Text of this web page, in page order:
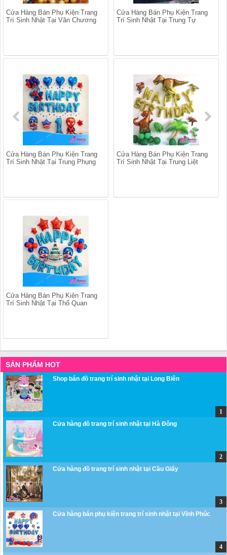
Cửa Hàng Bán Phụ Kiện Trang
Trí Sinh Nhật Tại Văn Chương
Cửa Hàng Bán Phụ Kiện Trang
Trí Sinh Nhật Tại Trung Tự
Cửa Hàng Bán Phụ Kiện Trang
Trí Sinh Nhật Tại Trung Phụng
Cửa Hàng Bán Phụ Kiện Trang
Trí Sinh Nhật Tại Trung Liệt
Cửa Hàng Bán Phụ Kiện Trang
Trí Sinh Nhật Tại Thổ Quan
SẢN PHẨM HOT
Shop bán đồ trang trí sinh nhật tại Long Biên
Cửa hàng đồ trang trí sinh nhật tại Hà Đông
Cửa hàng đồ trang trí sinh nhật tại Cầu Giấy
Cửa hàng bán phụ kiện trang trí sinh nhật tại Vĩnh Phúc